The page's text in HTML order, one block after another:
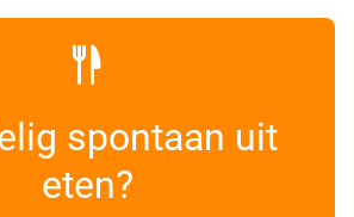
spontaan uit
eten?